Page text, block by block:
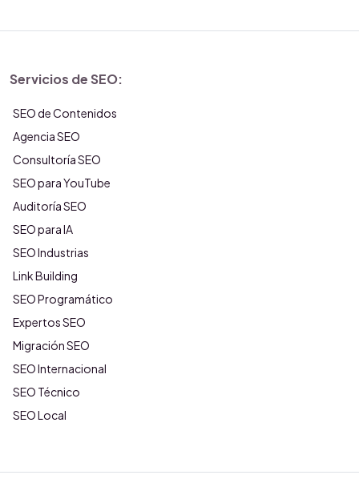
Servicios de SEO:
SEO de Contenidos
Agencia SEO
Consultoría SEO
SEO para YouTube
Auditoría SEO
SEO para IA
SEO Industrias
Link Building
SEO Programático
Expertos SEO
Migración SEO
SEO Internacional
SEO Técnico
SEO Local